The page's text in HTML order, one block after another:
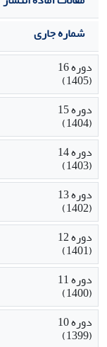
شماره جاری
دوره 16
(1405)
دوره 15
(1404)
دوره 14
(1403)
دوره 13
(1402)
دوره 12
(1401)
دوره 11
(1400)
دوره 10
(1399)